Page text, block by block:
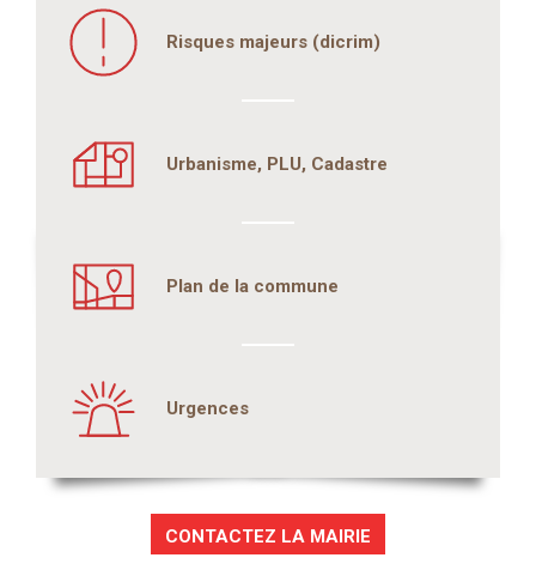
Risques majeurs (dicrim)
Urbanisme, PLU, Cadastre
Plan de la commune
Urgences
CONTACTEZ LA MAIRIE